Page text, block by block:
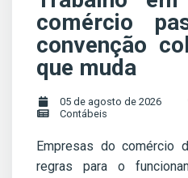
comércio
convenção
que muda
05 de agosto de 2026
Contábeis
Empresas do comércio
regras para o